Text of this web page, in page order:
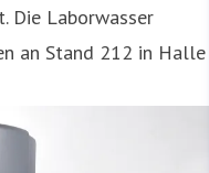
Die Laborwasser
an Stand 212 in Halle